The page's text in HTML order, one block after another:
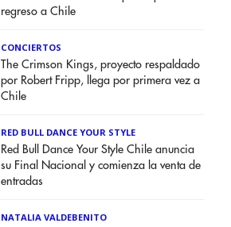
regreso a Chile
CONCIERTOS
The Crimson Kings, proyecto respaldado
por Robert Fripp, llega por primera vez a
Chile
RED BULL DANCE YOUR STYLE
Red Bull Dance Your Style Chile anuncia
su Final Nacional y comienza la venta de
entradas
NATALIA VALDEBENITO